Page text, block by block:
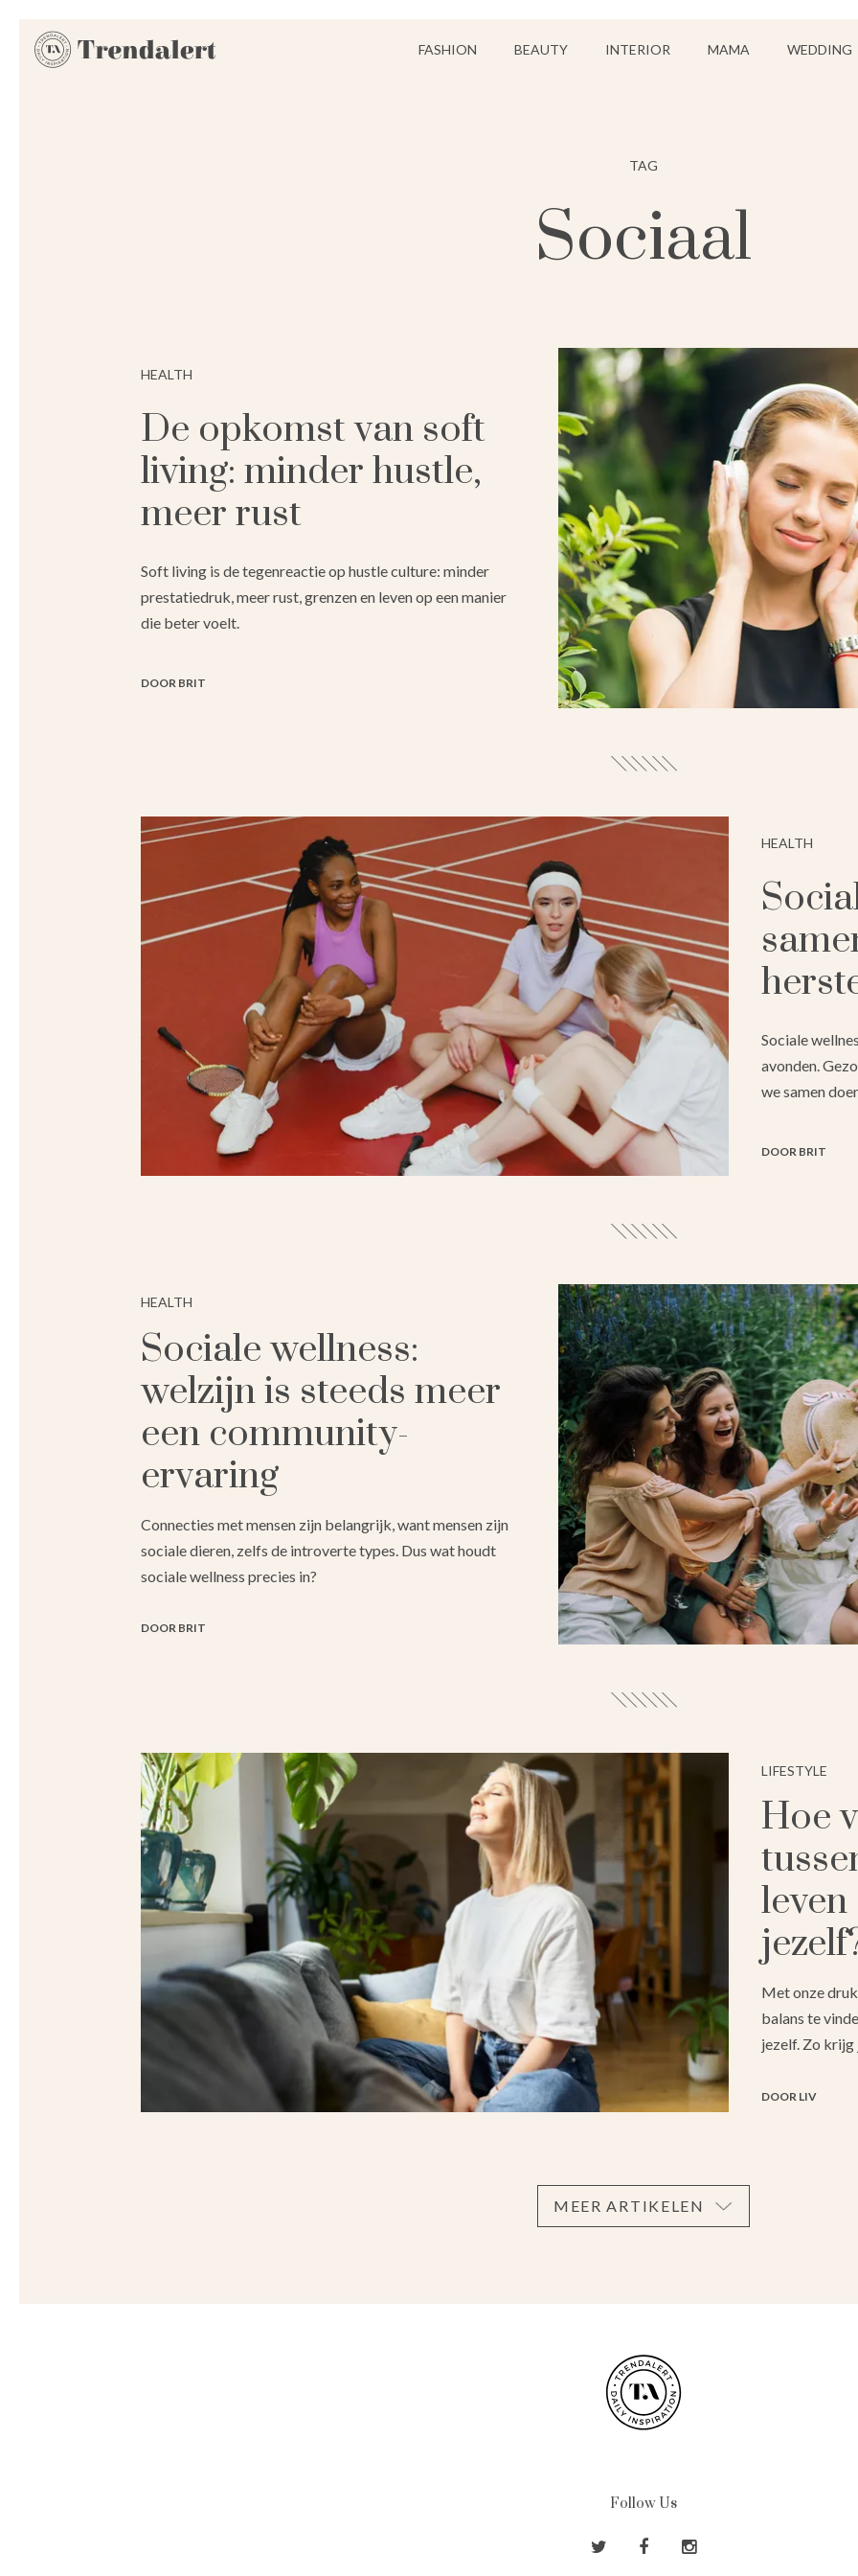
FASHION BEAUTY INTERIOR MAMA WEDDING
TAG
Sociaal
HEALTH
De opkomst van soft
living: minder hustle,
meer rust
Soft living is de tegenreactie op hustle culture: minder
prestatiedruk, meer rust, grenzen en leven op een manier
die beter voelt.
DOOR BRIT
HEALTH
Sociale
avonden.
we samen
DOOR BRIT
HEALTH
Sociale wellness:
welzijn is steeds meer
een community-
ervaring
Connecties met mensen zijn belangrijk, want mensen zijn
sociale dieren, zelfs de introverte types. Dus wat houdt
sociale wellness precies in?
DOOR BRIT
LIFESTYLE
Hoe
Met onze
balans te
jezelf. Zo krijg
DOOR LIV
MEER ARTIKELEN
Follow Us